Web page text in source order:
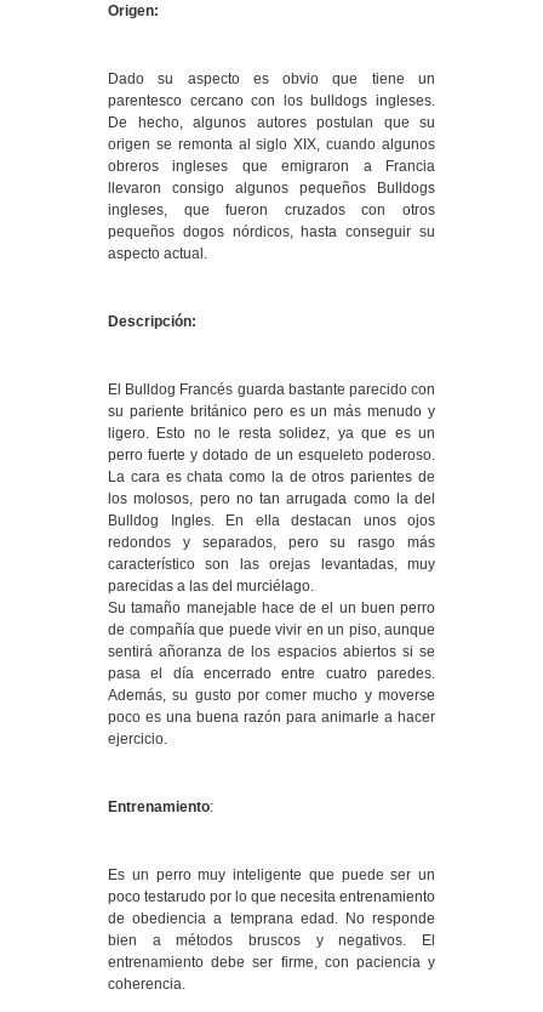
Origen:
Dado su aspecto es obvio que tiene un
parentesco cercano con los bulldogs ingleses.
De hecho, algunos autores postulan que su
origen se remonta al siglo XIX, cuando algunos
obreros ingleses que emigraron a Francia
llevaron consigo algunos pequeños Bulldogs
ingleses, que fueron cruzados con otros
pequeños dogos nórdicos, hasta conseguir su
aspecto actual.
Descripción:
El Bulldog Francés guarda bastante parecido con
su pariente británico pero es un más menudo y
ligero. Esto no le resta solidez, ya que es un
perro fuerte y dotado de un esqueleto poderoso.
La cara es chata como la de otros parientes de
los molosos, pero no tan arrugada como la del
Bulldog Ingles. En ella destacan unos ojos
redondos y separados, pero su rasgo más
característico son las orejas levantadas, muy
parecidas a las del murciélago.
Su tamaño manejable hace de el un buen perro
de compañía que puede vivir en un piso, aunque
sentirá añoranza de los espacios abiertos si se
pasa el día encerrado entre cuatro paredes.
Además, su gusto por comer mucho y moverse
poco es una buena razón para animarle a hacer
ejercicio.
Entrenamiento:
Es un perro muy inteligente que puede ser un
poco testarudo por lo que necesita entrenamiento
de obediencia a temprana edad. No responde
bien a métodos bruscos y negativos. El
entrenamiento debe ser firme, con paciencia y
coherencia.